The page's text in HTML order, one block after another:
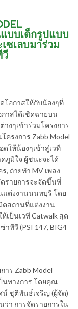
แบบเด็กรูปแบบ
ซเลบมาร่วม
วี
ดโอกาสให้กับน้องๆที่
าสได้เชิดฉายบน
งๆเข้าร่วมโครงการ
รงการ Zabb Model
ดให้น้องๆเข้าสู่เวที
ภูมิใจ ผู้ชนะจะได้
, ถ่ายทำ MV เพลง
รายการจะจัดขึ้นที่
ต่งงานนนทบุรี โดย
สถานที่แต่งงาน
เป็นเวที Catwalk สุด
ทีวี (PSI 147, BIG4
าร Zabb Model
นทางการ โดยคุณ
ชุติพันธ์เจริญ (ผู้จัด)
ว่า การจัดรายการใน